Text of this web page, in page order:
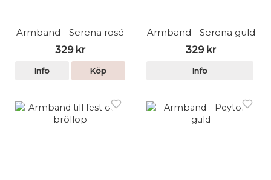
Armband - Serena rosé
329 kr
Info Köp
Armband - Serena guld
329 kr
Info